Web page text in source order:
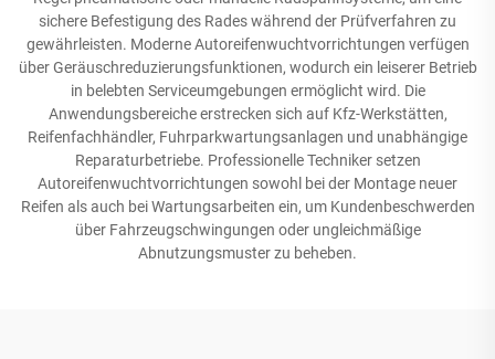
sichere Befestigung des Rades während der Prüfverfahren zu
gewährleisten. Moderne Autoreifenwuchtvorrichtungen verfügen
über Geräuschreduzierungsfunktionen, wodurch ein leiserer Betrieb
in belebten Serviceumgebungen ermöglicht wird. Die
Anwendungsbereiche erstrecken sich auf Kfz-Werkstätten,
Reifenfachhändler, Fuhrparkwartungsanlagen und unabhängige
Reparaturbetriebe. Professionelle Techniker setzen
Autoreifenwuchtvorrichtungen sowohl bei der Montage neuer
Reifen als auch bei Wartungsarbeiten ein, um Kundenbeschwerden
über Fahrzeugschwingungen oder ungleichmäßige
Abnutzungsmuster zu beheben.